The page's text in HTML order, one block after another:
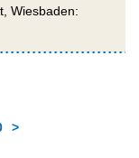
Wiesbaden:
>